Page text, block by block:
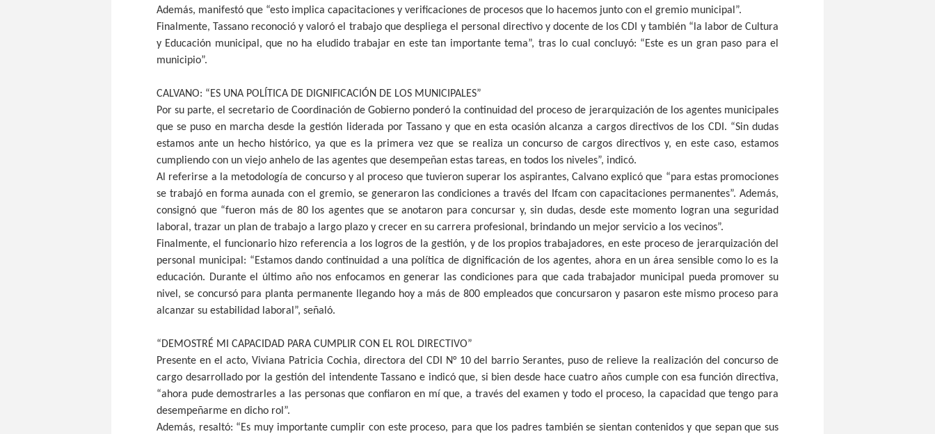
Además, manifestó que “esto implica capacitaciones y verificaciones de procesos que lo hacemos junto con el gremio municipal”.
Finalmente, Tassano reconoció y valoró el trabajo que despliega el personal directivo y docente de los CDI y también “la labor de Cultura
y Educación municipal, que no ha eludido trabajar en este tan importante tema”, tras lo cual concluyó: “Este es un gran paso para el
municipio”.
CALVANO: “ES UNA POLÍTICA DE DIGNIFICACIÓN DE LOS MUNICIPALES”
Por su parte, el secretario de Coordinación de Gobierno ponderó la continuidad del proceso de jerarquización de los agentes municipales
que se puso en marcha desde la gestión liderada por Tassano y que en esta ocasión alcanza a cargos directivos de los CDI. “Sin dudas
estamos ante un hecho histórico, ya que es la primera vez que se realiza un concurso de cargos directivos y, en este caso, estamos
cumpliendo con un viejo anhelo de las agentes que desempeñan estas tareas, en todos los niveles”, indicó.
Al referirse a la metodología de concurso y al proceso que tuvieron superar los aspirantes, Calvano explicó que “para estas promociones
se trabajó en forma aunada con el gremio, se generaron las condiciones a través del Ifcam con capacitaciones permanentes”. Además,
consignó que “fueron más de 80 los agentes que se anotaron para concursar y, sin dudas, desde este momento logran una seguridad
laboral, trazar un plan de trabajo a largo plazo y crecer en su carrera profesional, brindando un mejor servicio a los vecinos”.
Finalmente, el funcionario hizo referencia a los logros de la gestión, y de los propios trabajadores, en este proceso de jerarquización del
personal municipal: “Estamos dando continuidad a una política de dignificación de los agentes, ahora en un área sensible como lo es la
educación. Durante el último año nos enfocamos en generar las condiciones para que cada trabajador municipal pueda promover su
nivel, se concursó para planta permanente llegando hoy a más de 800 empleados que concursaron y pasaron este mismo proceso para
alcanzar su estabilidad laboral”, señaló.
“DEMOSTRÉ MI CAPACIDAD PARA CUMPLIR CON EL ROL DIRECTIVO”
Presente en el acto, Viviana Patricia Cochia, directora del CDI N° 10 del barrio Serantes, puso de relieve la realización del concurso de
cargo desarrollado por la gestión del intendente Tassano e indicó que, si bien desde hace cuatro años cumple con esa función directiva,
“ahora pude demostrarles a las personas que confiaron en mí que, a través del examen y todo el proceso, la capacidad que tengo para
desempeñarme en dicho rol”.
Además, resaltó: “Es muy importante cumplir con este proceso, para que los padres también se sientan contenidos y que sepan que sus